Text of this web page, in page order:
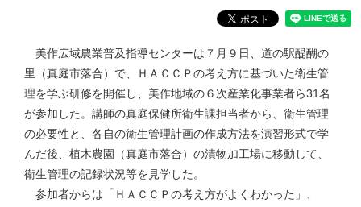
美作広域農業普及指導センターは７月９日、道の駅醍醐の
里（真庭市落合）で、ＨＡＣＣＰの考え方に基づいた衛生管
理を学ぶ研修を開催し、美作地域の６次産業化事業者ら31名
が参加した。講師の真庭保健所衛生課担当者から、衛生管理
の必要性と、各自の衛生管理計画の作成方法を演習形式で学
んだ後、植木農園（真庭市落合）の漬物加工場に移動して、
衛生管理の記録状況等を見学した。
参加者からは「ＨＡＣＣＰの考え方がよくわかった」、